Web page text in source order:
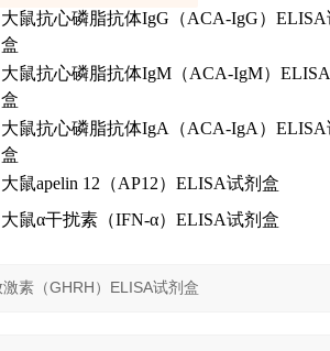
大鼠抗心磷脂抗体IgG（ACA-IgG）ELISA
盒
大鼠抗心磷脂抗体IgM（ACA-IgM）ELISA
盒
大鼠抗心磷脂抗体IgA（ACA-IgA）ELISA
盒
大鼠apelin 12（AP12）ELISA试剂盒
大鼠α干扰素 （IFN-α）ELISA试剂盒